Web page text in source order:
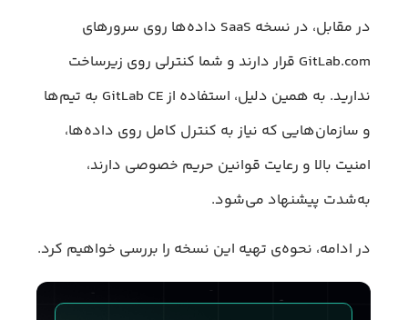
در مقابل، در نسخه SaaS داده‌ها روی سرورهای
GitLab.com قرار دارند و شما کنترلی روی زیرساخت
ندارید. به همین دلیل، استفاده از GitLab CE به تیم‌ها
و سازمان‌هایی که نیاز به کنترل کامل روی داده‌ها،
امنیت بالا و رعایت قوانین حریم خصوصی دارند،
به‌شدت پیشنهاد می‌شود.
در ادامه، نحوه‌ی تهیه این نسخه را بررسی خواهیم کرد.